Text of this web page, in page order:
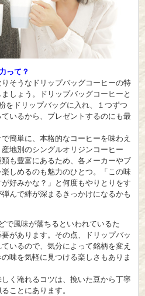
って？
そうなドリップバッグコーヒーの特
しょう。ドリップバッグコーヒーと
をドリップバッグに入れ、１つずつ
いるから、プレゼントするのにも最
簡単に、本格的なコーヒーを味わえ
地別のシングルオリジンコーヒー
も豊富にあるため、各メーカーやブ
しめるのも魅力のひとつ。「この味
好みかな？」と何度もやりとりをす
んで絆が深まるきっかけになるかも
で風味が落ちるといわれているた
があります。その点、ドリップバッ
いるので、気分によって銘柄を変え
味を気軽に見つける楽しさもありま
く淹れるコツは、挽いた豆から丁寧
ことにあります。